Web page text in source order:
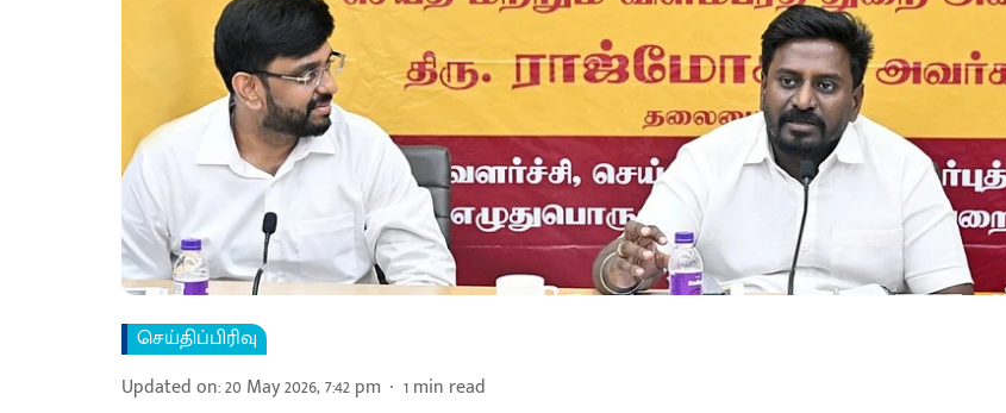
செய்திப்பிரிவு
Updated on:20 May 2026, 7:42 pm 1min read